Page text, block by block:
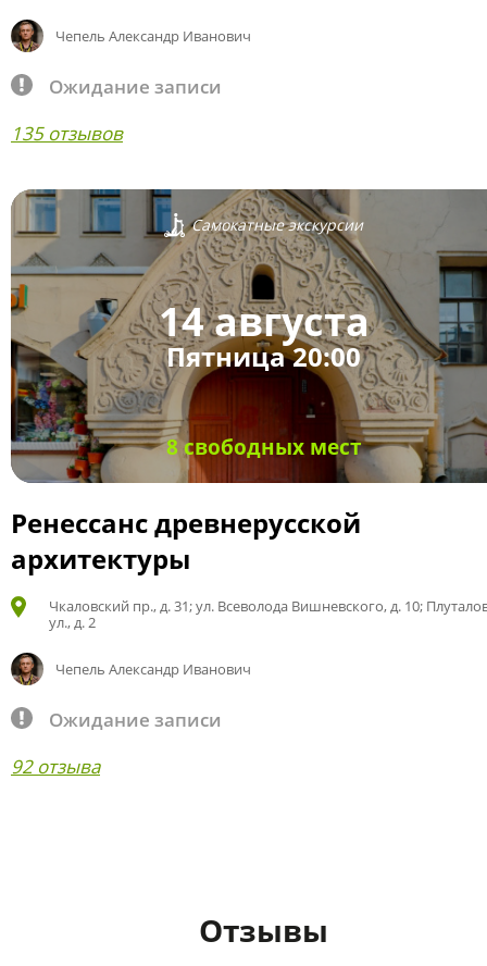
Чепель Александр Иванович
Ожидание записи
135 отзывов
Самокатные экскурсии
14 августа
Пятница 20:00
8 свободных мест
Ренессанс древнерусской
архитектуры
Чкаловский пр., д. 31; ул. Всеволода Вишневского, д. 10;
ул., д. 2
Чепель Александр Иванович
Ожидание записи
92 отзыва
Отзывы